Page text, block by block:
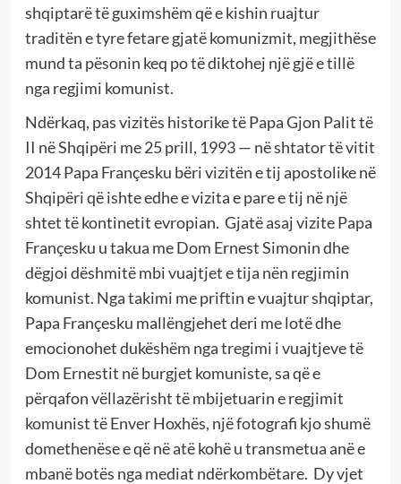
shqiptarë të guximshëm që e kishin ruajtur
traditën e tyre fetare gjatë komunizmit, megjithëse
mund ta pësonin keq po të diktohej një gjë e tillë
nga regjimi komunist.
Ndërkaq, pas vizitës historike të Papa Gjon Palit të
II në Shqipëri me 25 prill, 1993 — në shtator të vitit
2014 Papa Françesku bëri vizitën e tij apostolike në
Shqipëri që ishte edhe e vizita e pare e tij në një
shtet të kontinetit evropian. Gjatë asaj vizite Papa
Françesku u takua me Dom Ernest Simonin dhe
dëgjoi dëshmitë mbi vuajtjet e tija nën regjimin
komunist. Nga takimi me priftin e vuajtur shqiptar,
Papa Françesku mallëngjehet deri me lotë dhe
emocionohet dukëshëm nga tregimi i vuajtjeve të
Dom Ernestit në burgjet komuniste, sa që e
përqafon vëllazërisht të mbijetuarin e regjimit
komunist të Enver Hoxhës, një fotografi kjo shumë
domethenëse e që në atë kohë u transmetua anë e
mbanë botës nga mediat ndërkombëtare. Dy vjet